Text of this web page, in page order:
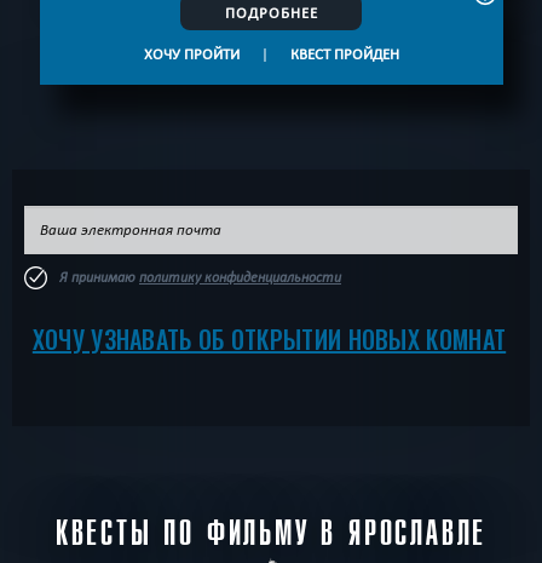
ПОДРОБНЕЕ
ХОЧУ ПРОЙТИ | КВЕСТ ПРОЙДЕН
Я принимаю политику конфиденциальности
ХОЧУ УЗНАВАТЬ ОБ ОТКРЫТИИ НОВЫХ КОМНАТ
КВЕСТЫ ПО ФИЛЬМУ В ЯРОСЛАВЛЕ